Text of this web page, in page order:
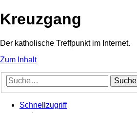
Kreuzgang
Der katholische Treffpunkt im Internet.
Zum Inhalt
Suche
Schnellzugriff